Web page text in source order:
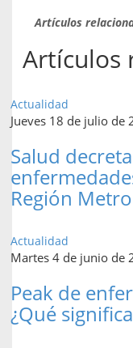
Artículos
Artículos
Actualidad
Jueves 18 de julio de
Salud
Región
Actualidad
Martes 4 de junio de
Peak de
¿Qué